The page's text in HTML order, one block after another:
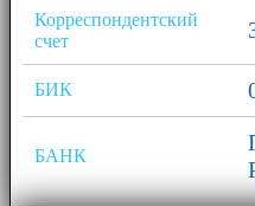
Корреспондентский
счет
БИК
БАНК